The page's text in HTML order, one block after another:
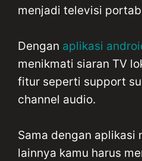
menjadi televisi
Dengan aplikasi
menikmati siaran TV
fitur seperti support
channel audio.
Sama dengan aplikasi
lainnya kamu harus